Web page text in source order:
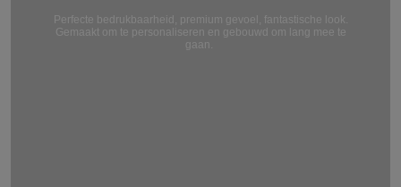
Perfecte bedrukbaarheid, premium gevoel, fantastische look.
Gemaakt om te personaliseren en gebouwd om lang mee te
gaan.